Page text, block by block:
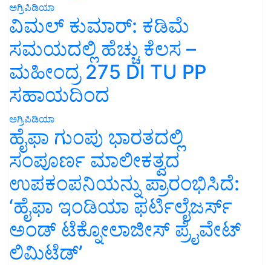
ಅಗ್ರಿಪಿಡಿಯಾ
ವಿಮಲ್ ಕುಮಾರ್: ಕಡಿಮೆ
ಸಮಯದಲ್ಲಿ ಹೆಚ್ಚು ಕೆಲಸ –
ಮಹೀಂದ್ರ 275 DI TU PP
ಸಹಾಯದಿಂದ
ಅಗ್ರಿಪಿಡಿಯಾ
ಹೈಫಾ ಗುಂಪು ಭಾರತದಲ್ಲಿ
ಸಂಪೂರ್ಣ ಮಾಲೀಕತ್ವದ
ಉಪಕಂಪನಿಯನ್ನು ಪ್ರಾರಂಭಿಸಿದೆ:
‘ಹೈಫಾ ಇಂಡಿಯಾ ಫರ್ಟಿಲೈಜರ್ಸ್
ಅಂಡ್ ಟೆಕ್ನೋಲಾಜೀಸ್ ಪ್ರೈವೇಟ್
ಲಿಮಿಟೆಡ್’